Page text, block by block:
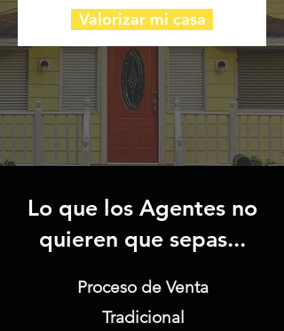
Valorizar mi casa
Lo que los Agentes no
quieren que sepas...
Proceso de Venta
Tradicional